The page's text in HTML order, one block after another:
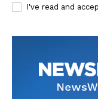
I've read and